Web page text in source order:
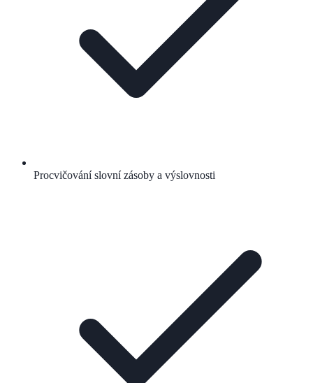
Procvičování slovní zásoby a výslovnosti